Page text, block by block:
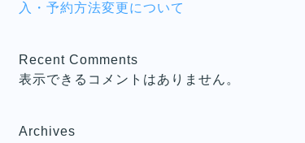
入・予約方法変更について
Recent Comments
表示できるコメントはありません。
Archives